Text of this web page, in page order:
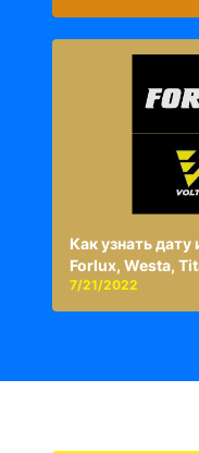
Как узнать
Forlux, Westa,
7/21/2022